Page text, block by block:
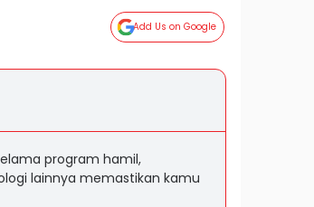
Add Us on Google
program hamil,
lainnya memastikan kamu